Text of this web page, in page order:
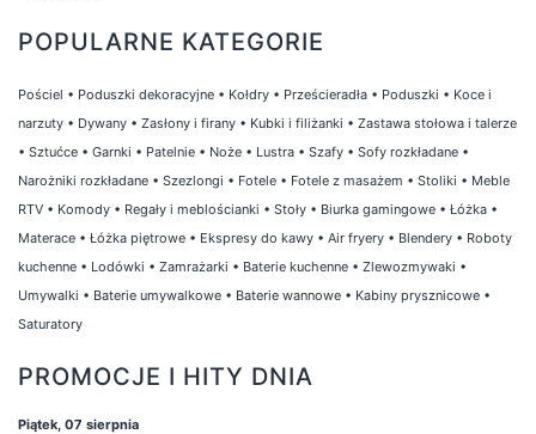
POPULARNE KATEGORIE
Pościel • Poduszki dekoracyjne • Kołdry • Prześcieradła • Poduszki • Koce i
narzuty • Dywany • Zasłony i firany • Kubki i filiżanki • Zastawa stołowa i talerze
• Sztućce • Garnki • Patelnie • Noże • Lustra • Szafy • Sofy rozkładane •
Narożniki rozkładane • Szezlongi • Fotele • Fotele z masażem • Stoliki • Meble
RTV • Komody • Regały i meblościanki • Stoły • Biurka gamingowe • Łóżka •
Materace • Łóżka piętrowe • Ekspresy do kawy • Air fryery • Blendery • Roboty
kuchenne • Lodówki • Zamrażarki • Baterie kuchenne • Zlewozmywaki •
Umywalki • Baterie umywalkowe • Baterie wannowe • Kabiny prysznicowe •
Saturatory
PROMOCJE I HITY DNIA
Piątek, 07 sierpnia